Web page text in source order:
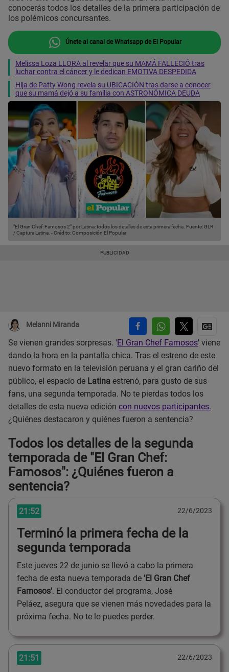
conocerás todos los detalles de la primera participación de
los polémicos concursantes.
Únete al canal de Whatsapp de El Popular
Melissa Loza LLORA al revelar que su MAMÁ FALLECIÓ tras
luchar contra el cáncer y le dedican EMOTIVA DESPEDIDA
Hija de Patty Wong revela su UBICACIÓN tras darse a conocer
que su mamá dejó a su familia con ASTRONÓMICA DEUDA
"El Gran Chef: Famosos 2" por Latina: todos los detalles de esta primera fecha. Fuente: GLR
/ Captura Latina. -Crédito: Composición El Popular
Melanni Miranda
Se vienen grandes sorpresas. ' El Gran Chef Famosos' viene
dando la hora en la pantalla chica. Tras el estreno de este
nuevo formato en la televisión peruana y el gran cariño del
público, el espacio de Latina estrenó, para gusto de sus
fans, una segunda temporada. No te pierdas todos los
detalles de esta nueva edición con nuevos participantes.
¿Quiénes destacaron y quiénes fueron a sentencia?
Todos los detalles de la segunda
temporada de "El Gran Chef:
Famosos": ¿Quiénes fueron a
sentencia?
21:52 22/6/2023
Terminó la primera fecha de la
segunda temporada
Este jueves 22 de junio se llevó a cabo la primera
fecha de esta nueva temporada de 'El Gran Chef
Famosos'. El conductor del programa, José
Peláez, asegura que se vienen más novedades para la
próxima fecha. No te lo puedes perder.
21:51 22/6/2023